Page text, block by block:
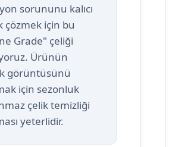
sorununu kalıcı
çözmek için bu
Grade" çeliği
Ürünün
görüntüsünü
için sezonluk
çelik temizliği
yeterlidir.